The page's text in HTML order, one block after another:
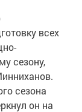
всех
сезону,
сезона
он на